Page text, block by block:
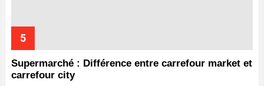
Supermarché : Différence entre carrefour market et
carrefour city